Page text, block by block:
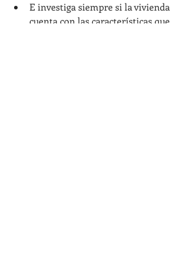
E investiga siempre si la vivienda
cuenta con las características que